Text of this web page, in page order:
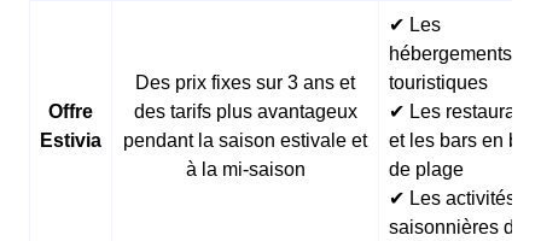
Offre
Estivia
Des prix fixes sur 3 ans et
des tarifs plus avantageux
pendant la saison estivale et
à la mi-saison
✔ Les
hébergements
touristiques
✔ Les restaurants
et les bars en
de plage
✔ Les activités
saisonnières